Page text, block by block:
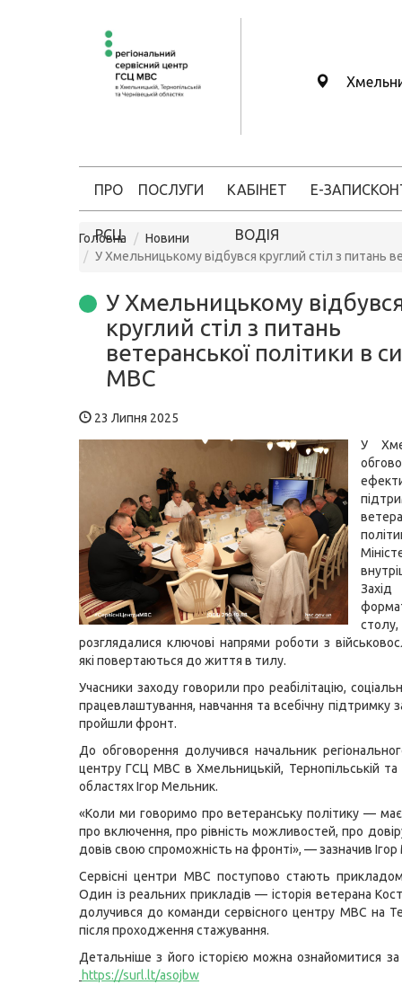
ПРО
РСЦ
ПОСЛУГИ КАБІНЕТ
ВОДІЯ
Е-ЗАПИС
Головна
Новини
У Хмельницькому відбувся круглий стіл з питань
У Хмельницькому
круглий стіл з питань
ветеранської політики в
МВС
23 Липня 2025
У
столу,
розглядалися ключові напрями роботи з
які повертаються до життя в тилу.
Учасники заходу говорили про реабілітацію,
працевлаштування, навчання та всебічну підтримку
пройшли фронт.
До обговорення долучився начальник
центру ГСЦ МВС в Хмельницькій, Тернопільській та
областях Ігор Мельник.
«Коли ми говоримо про ветеранську політику —
про включення, про рівність можливостей, про
довів свою спроможність на фронті», — зазначив
Сервісні центри МВС поступово стають
Один із реальних прикладів — історія ветерана
долучився до команди сервісного центру МВС на
після проходження стажування.
Детальніше з його історією можна ознайомитися
https://surl.lt/asojbw